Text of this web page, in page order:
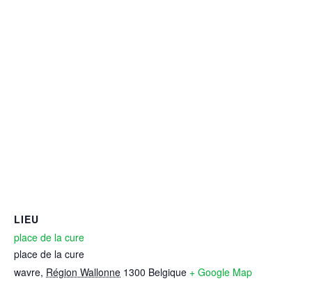
LIEU
place de la cure
place de la cure
wavre, Région Wallonne 1300 Belgique + Google Map